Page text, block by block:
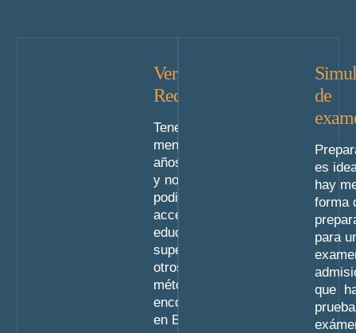
Verificar
Requisitos
Tener al
menos 25
años o más
y no haber
podido
acceder a
educación
superior por
otros
métodos
encontrarse
en España.
de
es
hay
forma
para
que